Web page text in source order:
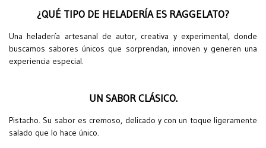
¿QUÉ TIPO DE HELADERÍA ES RAGGELATO?
Una heladería artesanal de autor, creativa y experimental, donde
buscamos sabores únicos que sorprendan, innoven y generen una
experiencia especial.
UN SABOR CLÁSICO.
Pistacho. Su sabor es cremoso, delicado y con un toque ligeramente
salado que lo hace único.